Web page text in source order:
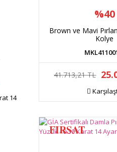
%40
Brown ve Mavi
Kolye
41.713,21 TL
FIRSAT